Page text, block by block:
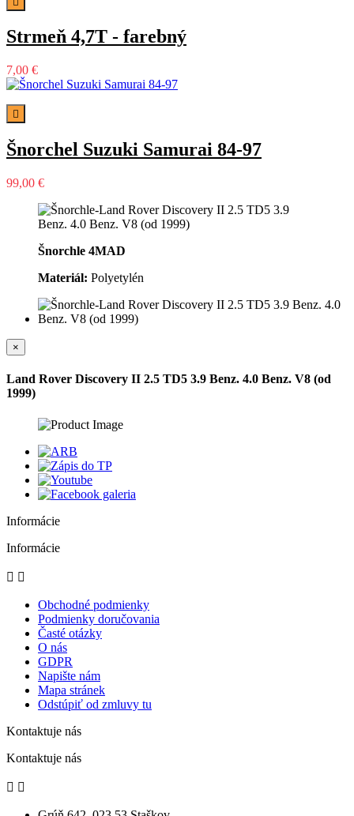
Strmeň 4,7T - farebný
7,00 €

Šnorchel Suzuki Samurai 84-97
99,00 €
Šnorchle 4MAD
Materiál: Polyetylén
×
Land Rover Discovery II 2.5 TD5 3.9 Benz. 4.0 Benz. V8 (od
1999)
Informácie
Informácie
 
Obchodné podmienky
Podmienky doručovania
Časté otázky
O nás
GDPR
Napište nám
Mapa stránek
Odstúpiť od zmluvy tu
Kontaktuje nás
Kontaktuje nás
 